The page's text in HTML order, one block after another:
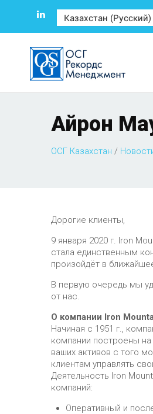
Казахстан (Русский)
Айрон
ОСГ Казахстан /
Дорогие клиенты,
9 января 2020 г. Iron
стала единственным
произойдёт в
В первую очередь мы
от нас.
О компании Iron
Начиная с 1951 г.,
компании построены
ваших активов с того
клиентам управлять
Деятельность Iron
компаний:
Оперативный и